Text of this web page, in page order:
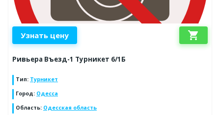
Узнать цену shopping_cart
Ривьера Въезд-1 Турникет 6/1Б
Тип: Турникет
Город: Одесса
Область: Одесская область